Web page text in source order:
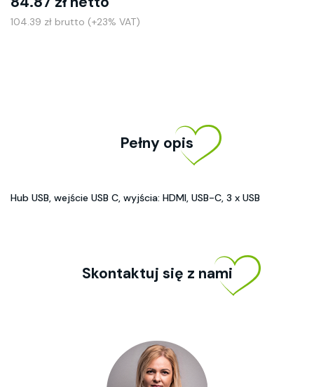
104.39 zł brutto (+23% VAT)
Pełny opis
Hub USB, wejście USB C, wyjścia: HDMI, USB-C, 3 x USB
Skontaktuj się z nami